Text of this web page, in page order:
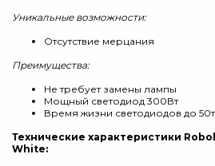
Уникальные возможности:
Отсутствие мерцания
Преимущества:
Не требует замены лампы
Мощный светодиод 300Вт
Время жизни светодиодов до
Технические характеристики
White: